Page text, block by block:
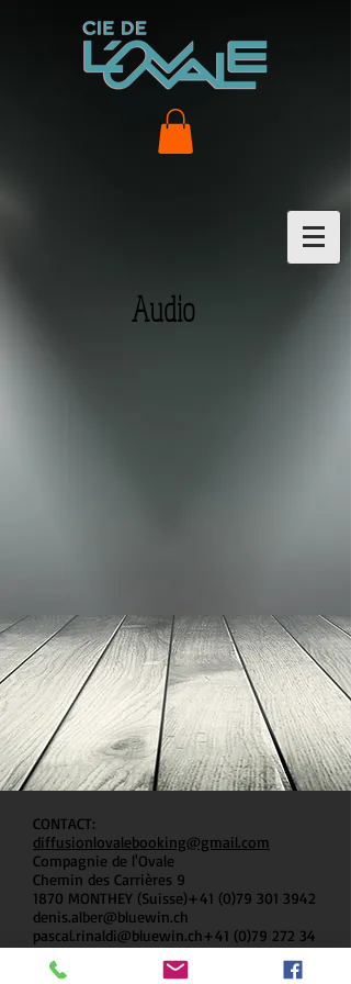
Audio
CONTACT:
diffusionlovalebooking@gmail.com
Compagnie de l'Ovale
Chemin des Carrières 9
1870 MONTHEY (Suisse)+41 (0)79 301 3942
denis.alber@bluewin.ch
pascal.rinaldi@bluewin.ch+41 (0)79 272 34
00